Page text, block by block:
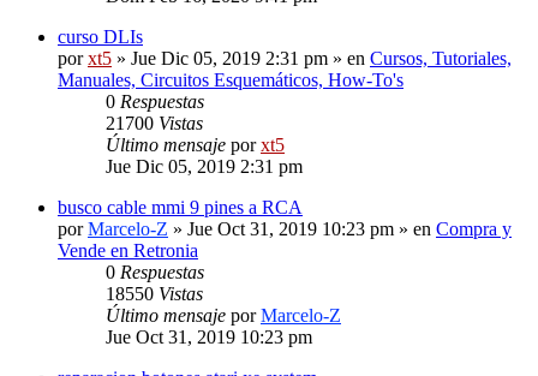
curso DLIs
porxt5 » Jue Dic 05, 2019 2:31 pm » en Cursos, Tutoriales,
Manuales, Circuitos Esquemáticos, How-To's
0 Respuestas
21700 Vistas
Último mensaje porxt5
Jue Dic 05, 2019 2:31 pm
busco cable mmi 9 pines a RCA
porMarcelo-Z » Jue Oct 31, 2019 10:23 pm » en Compra y
Vende en Retronia
0 Respuestas
18550 Vistas
Último mensaje porMarcelo-Z
Jue Oct 31, 2019 10:23 pm